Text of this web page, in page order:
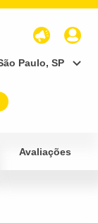
Paulo, SP
Avaliações